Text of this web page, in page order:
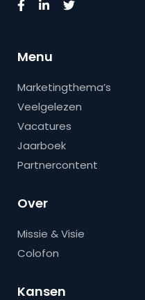
Menu
Marketingthema’s
Veelgelezen
Vacatures
Jaarboek
Partnercontent
Over
Missie & Visie
Colofon
Kansen